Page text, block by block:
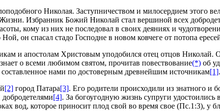
Ни­ко­лая. За­ступ­ни­че­ством и ми­ло­сер­ди­ем это­го
Из­бран­ник Бо­жий Ни­ко­лай стал вер­ши­ной всех
ко­му из них не по­сле­до­вал в сво­их де­я­ни­ях и
он спа­сал ста­до Гос­подне в но­вом ков­че­ге от по­то­па
и апо­сто­лам Хри­сто­вым упо­до­бил­ся отец от­цов Ни­ко­лай.
о все­ми лю­би­мом свя­том, про­чи­тав по­вест­во­ва­ние(*) об
на­ми по до­сто­вер­ным древ­ней­шим ис­точ­ни­кам[1].
[2] го­род Па­та­ра[3]. Его ро­ди­те­ли про­ис­хо­ди­ли из знат­но­го и
[4]. За бо­го­угод­ную жизнь су­пру­ги
вод, ко­то­рое при­но­сит плод свой во вре­мя свое (Пс.1:3), у